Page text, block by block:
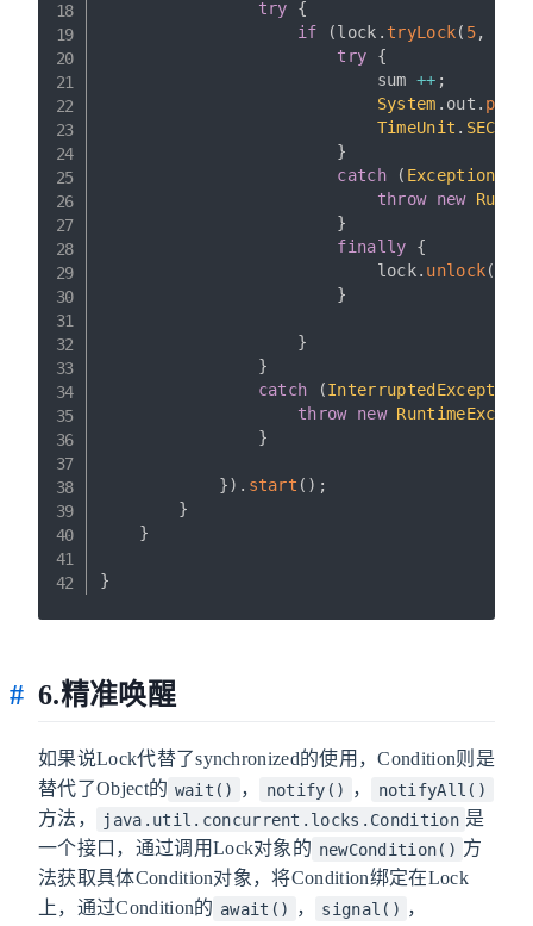
try
{
if
(lock . tryLock( 5,
try
{
                            sum
++ ;
System . out .
TimeUnit .
}
catch
( Exception
throw
new
}
finally
{
                            lock
. unlock(
}
}
}
catch
(InterruptedException
throw new
}
}) . start ( ) ;
}
}
}
6.精准唤醒
如果说Lock代替了synchronized的使用，Condition则是
替代了Object的 wait() ， notify() ， notifyAll()
方法， java.util.concurrent.locks.Condition 是
一个接口，通过调用Lock对象的 newCondition() 方
法获取具体Condition对象，将Condition绑定在Lock
上，通过Condition的 await() ， signal() ，